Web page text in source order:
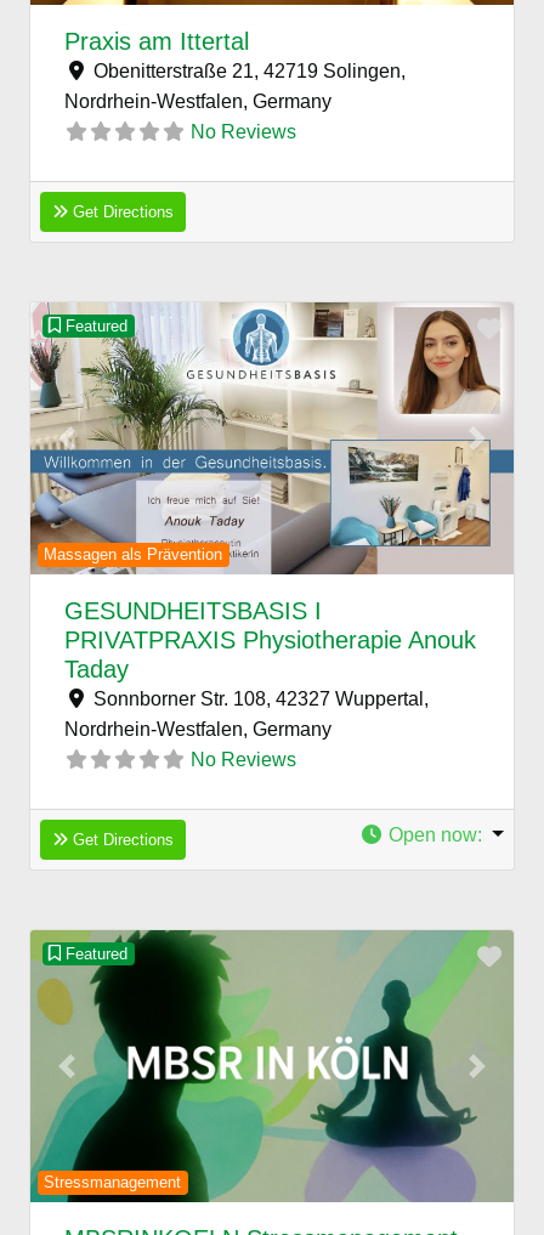
Praxis am Ittertal
Obenitterstraße 21, 42719 Solingen,
Nordrhein-Westfalen, Germany
No Reviews
Get Directions
Featured
Massagen als Prävention
Previous Next
GESUNDHEITSBASIS I
PRIVATPRAXIS Physiotherapie Anouk
Taday
Sonnborner Str. 108, 42327 Wuppertal,
Nordrhein-Westfalen, Germany
No Reviews
Get Directions Open now:
Featured
Stressmanagement
Previous Next